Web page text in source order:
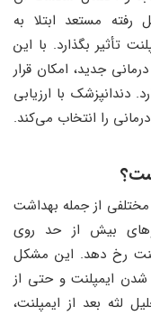
رفته مستعد ابتلا به
تأثیر بگذارد. با این
جدید، امکان قرار
دندانپزشک با ارزیابی
را انتخاب می‌کند.
مختلفی از جمله بهداشت
بیش از حد روی
رخ دهد. این مشکل
شدن ایمپلنت و حتی از
لثه بعد از ایمپلنت،